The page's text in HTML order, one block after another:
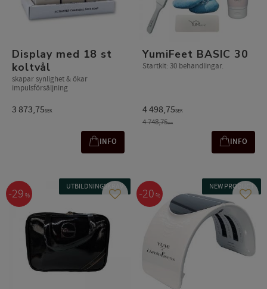
Display med 18 st
koltvål
skapar synlighet & ökar
impulsförsäljning
3 873,75SEK
INFO
YumiFeet BASIC 30
Startkit: 30 behandlingar.
4 498,75SEK
4 748,75SEK
INFO
29 %
UTBILDNINGSKRAV
Gem som favorit
20 %
NEW PRODUCT
Gem